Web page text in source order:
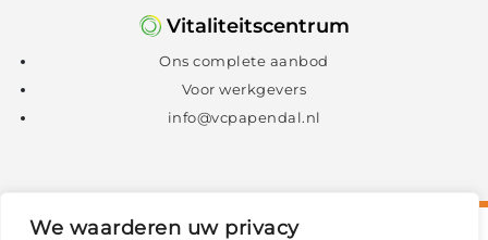
We waarderen uw privacy
Vitaliteitscentrum
Ons complete aanbod
Voor werkgevers
info@vcpapendal.nl